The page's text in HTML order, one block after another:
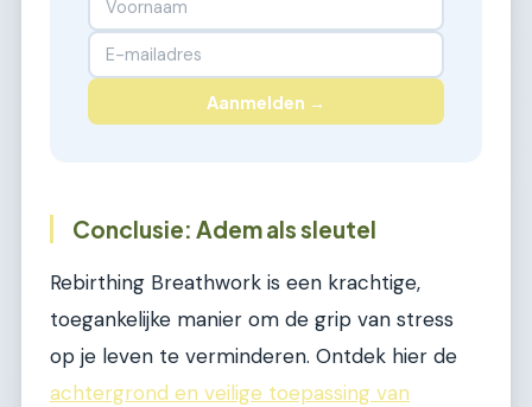
Aanmelden →
Conclusie: Adem als sleutel
Rebirthing Breathwork is een krachtige,
toegankelijke manier om de grip van stress
op je leven te verminderen. Ontdek hier de
achtergrond en veilige toepassing van